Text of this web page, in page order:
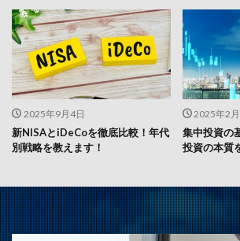
2025年9月4日
新NISAとiDeCoを徹底比較！年代
別戦略を教えます！
2025年2
集中投資の
投資の本質